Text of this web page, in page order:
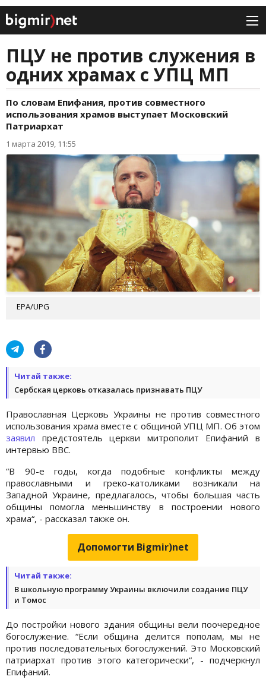
ПЦУ не против служения в
одних храмах с УПЦ МП
По словам Епифания, против совместного
использования храмов выступает Московский
Патриархат
1 марта 2019, 11:55
EPA/UPG
Читай также:
Сербская церковь отказалась признавать ПЦУ
Православная Церковь Украины не против совместного
использования храма вместе с общиной УПЦ МП. Об этом
заявил предстоятель церкви митрополит Епифаний в
интервью BBC.
“В 90-е годы, когда подобные конфликты между
православными и греко-католиками возникали на
Западной Украине, предлагалось, чтобы большая часть
общины помогла меньшинству в построении нового
храма“, - рассказал также он.
Допомогти Bigmir)net
Читай также:
В школьную программу Украины включили создание ПЦУ
и Томос
До постройки нового здания общины вели поочередное
богослужение. “Если община делится пополам, мы не
против последовательных богослужений. Это Московский
патриархат против этого категорически“, - подчеркнул
Епифаний.